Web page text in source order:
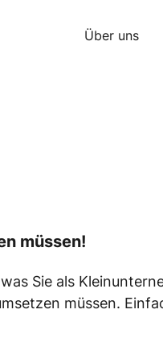
Über uns
müssen!
Sie als
müssen.